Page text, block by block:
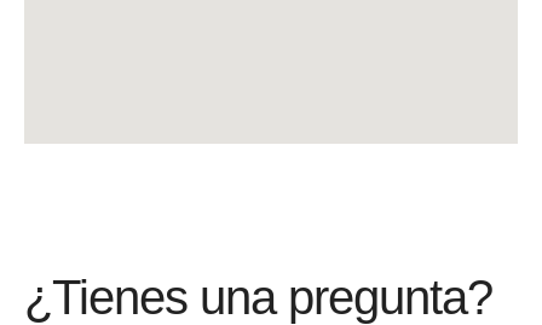
¿Tienes una pregunta?